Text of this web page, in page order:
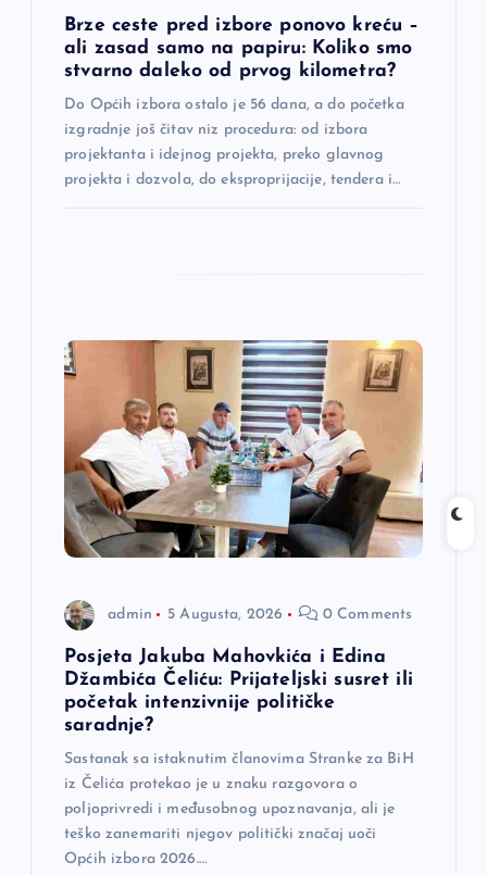
Brze ceste pred izbore ponovo kreću –
ali zasad samo na papiru: Koliko smo
stvarno daleko od prvog kilometra?
Do Općih izbora ostalo je 56 dana, a do početka
izgradnje još čitav niz procedura: od izbora
projektanta i idejnog projekta, preko glavnog
projekta i dozvola, do eksproprijacije, tendera i…
admin 5 Augusta, 2026 0 Comments
Posjeta Jakuba Mahovkića i Edina
Džambića Čeliću: Prijateljski susret ili
početak intenzivnije političke
saradnje?
Sastanak sa istaknutim članovima Stranke za BiH
iz Čelića protekao je u znaku razgovora o
poljoprivredi i međusobnog upoznavanja, ali je
teško zanemariti njegov politički značaj uoči
Općih izbora 2026.…